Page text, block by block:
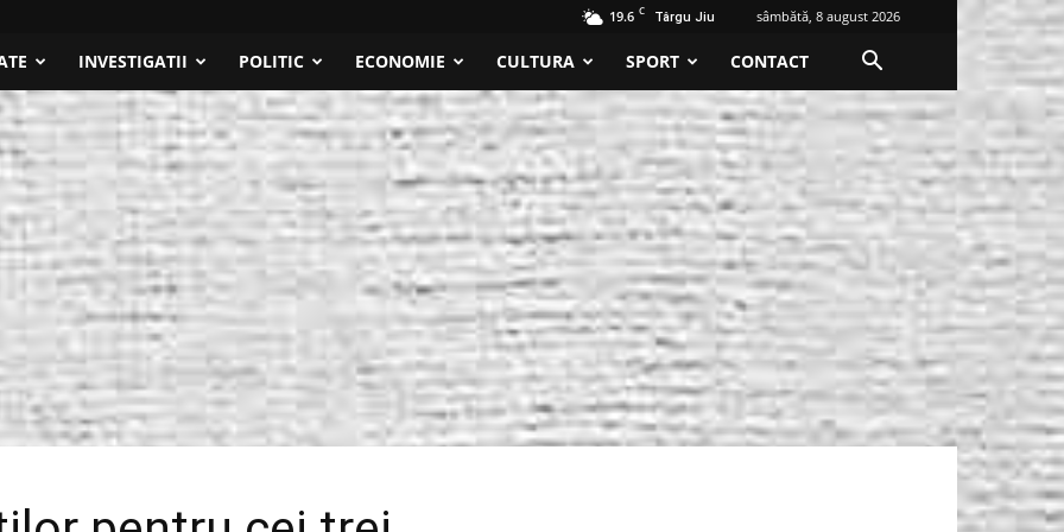
19.6 C Târgu Jiu sâmbătă, 8 august 2026
INVESTIGATII POLITIC ECONOMIE CULTURA SPORT CONTACT